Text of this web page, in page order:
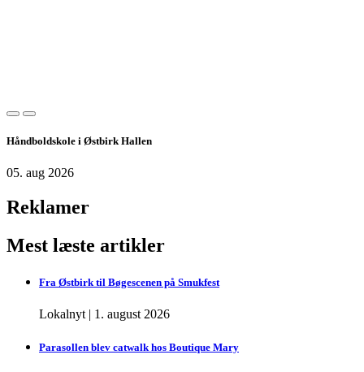
Håndboldskole i Østbirk Hallen
05. aug 2026
Reklamer
Mest læste artikler
Fra Østbirk til Bøgescenen på Smukfest
Lokalnyt | 1. august 2026
Parasollen blev catwalk hos Boutique Mary